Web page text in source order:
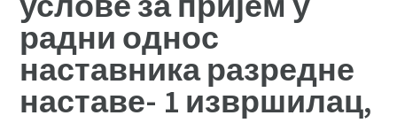
радни однос
наставника разредне
наставе- 1 извршилац,